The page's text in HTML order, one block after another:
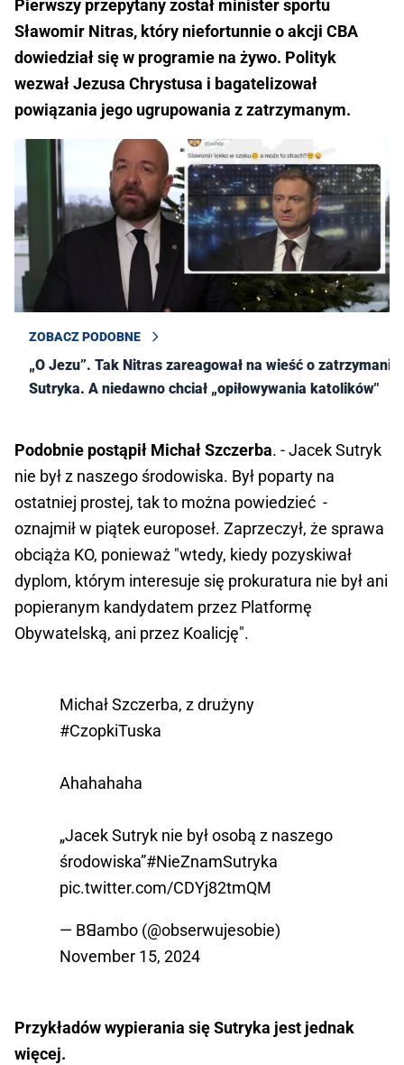
Pierwszy przepytany został minister sportu
Sławomir Nitras, który niefortunnie o akcji CBA
dowiedział się w programie na żywo. Polityk
wezwał Jezusa Chrystusa i bagatelizował
powiązania jego ugrupowania z zatrzymanym.
ZOBACZ PODOBNE
„O Jezu”. Tak Nitras zareagował na wieść o zatrzymaniu
Sutryka. A niedawno chciał „opiłowywania katolików"
Podobnie postąpił Michał Szczerba. - Jacek Sutryk
nie był z naszego środowiska. Był poparty na
ostatniej prostej, tak to można powiedzieć -
oznajmił w piątek europoseł. Zaprzeczył, że sprawa
obciąża KO, ponieważ "wtedy, kiedy pozyskiwał
dyplom, którym interesuje się prokuratura nie był ani
popieranym kandydatem przez Platformę
Obywatelską, ani przez Koalicję".
Michał Szczerba, z drużyny
#CzopkiTuska
Ahahahaha
„Jacek Sutryk nie był osobą z naszego
środowiska”#NieZnamSutryka
pic.twitter.com/CDYj82tmQM
— Bꓭambo (@obserwujesobie)
November 15, 2024
Przykładów wypierania się Sutryka jest jednak
więcej.